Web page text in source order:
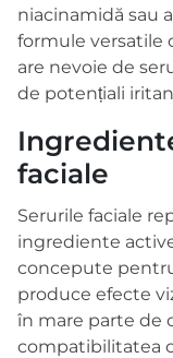
niacinamidă sau
formule versatile
are nevoie de
de potențiali
faciale
Serurile faciale
ingrediente
concepute
produce efecte
în mare parte de
compatibilitatea